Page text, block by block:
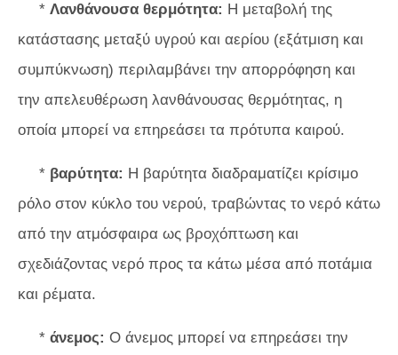
* Λανθάνουσα θερμότητα: Η μεταβολή της
κατάστασης μεταξύ υγρού και αερίου (εξάτμιση και
συμπύκνωση) περιλαμβάνει την απορρόφηση και
την απελευθέρωση λανθάνουσας θερμότητας, η
οποία μπορεί να επηρεάσει τα πρότυπα καιρού.
* βαρύτητα: Η βαρύτητα διαδραματίζει κρίσιμο
ρόλο στον κύκλο του νερού, τραβώντας το νερό κάτω
από την ατμόσφαιρα ως βροχόπτωση και
σχεδιάζοντας νερό προς τα κάτω μέσα από ποτάμια
και ρέματα.
* άνεμος: Ο άνεμος μπορεί να επηρεάσει την